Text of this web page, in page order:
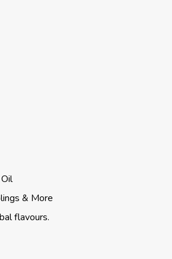
& More
flavours.